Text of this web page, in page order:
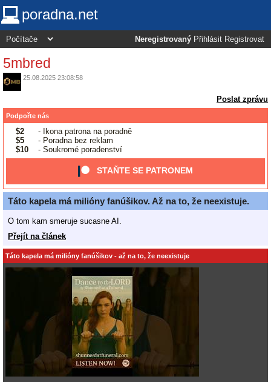
poradna.net
Neregistrovaný Přihlásit Registrovat
5mbred
25.08.2025 23:08:58
Poslat zprávu
Podpořte nás
$2
- Ikona patrona na poradně
$5
- Poradna bez reklam
$10
- Soukromé poradenství
STAŇTE SE PATRONEM
Táto kapela má milióny fanúšikov. Až na to, že neexistuje.
O tom kam smeruje sucasne AI.
Přejít na článek
Táto kapela má milióny fanúšikov - až na to, že neexistuje